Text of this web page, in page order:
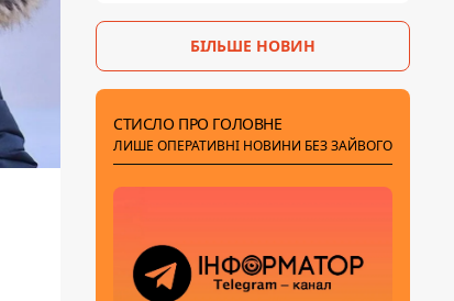
БІЛЬШЕ НОВИН
СТИСЛО ПРО ГОЛОВНЕ
ЛИШЕ ОПЕРАТИВНІ НОВИНИ БЕЗ ЗАЙВОГО